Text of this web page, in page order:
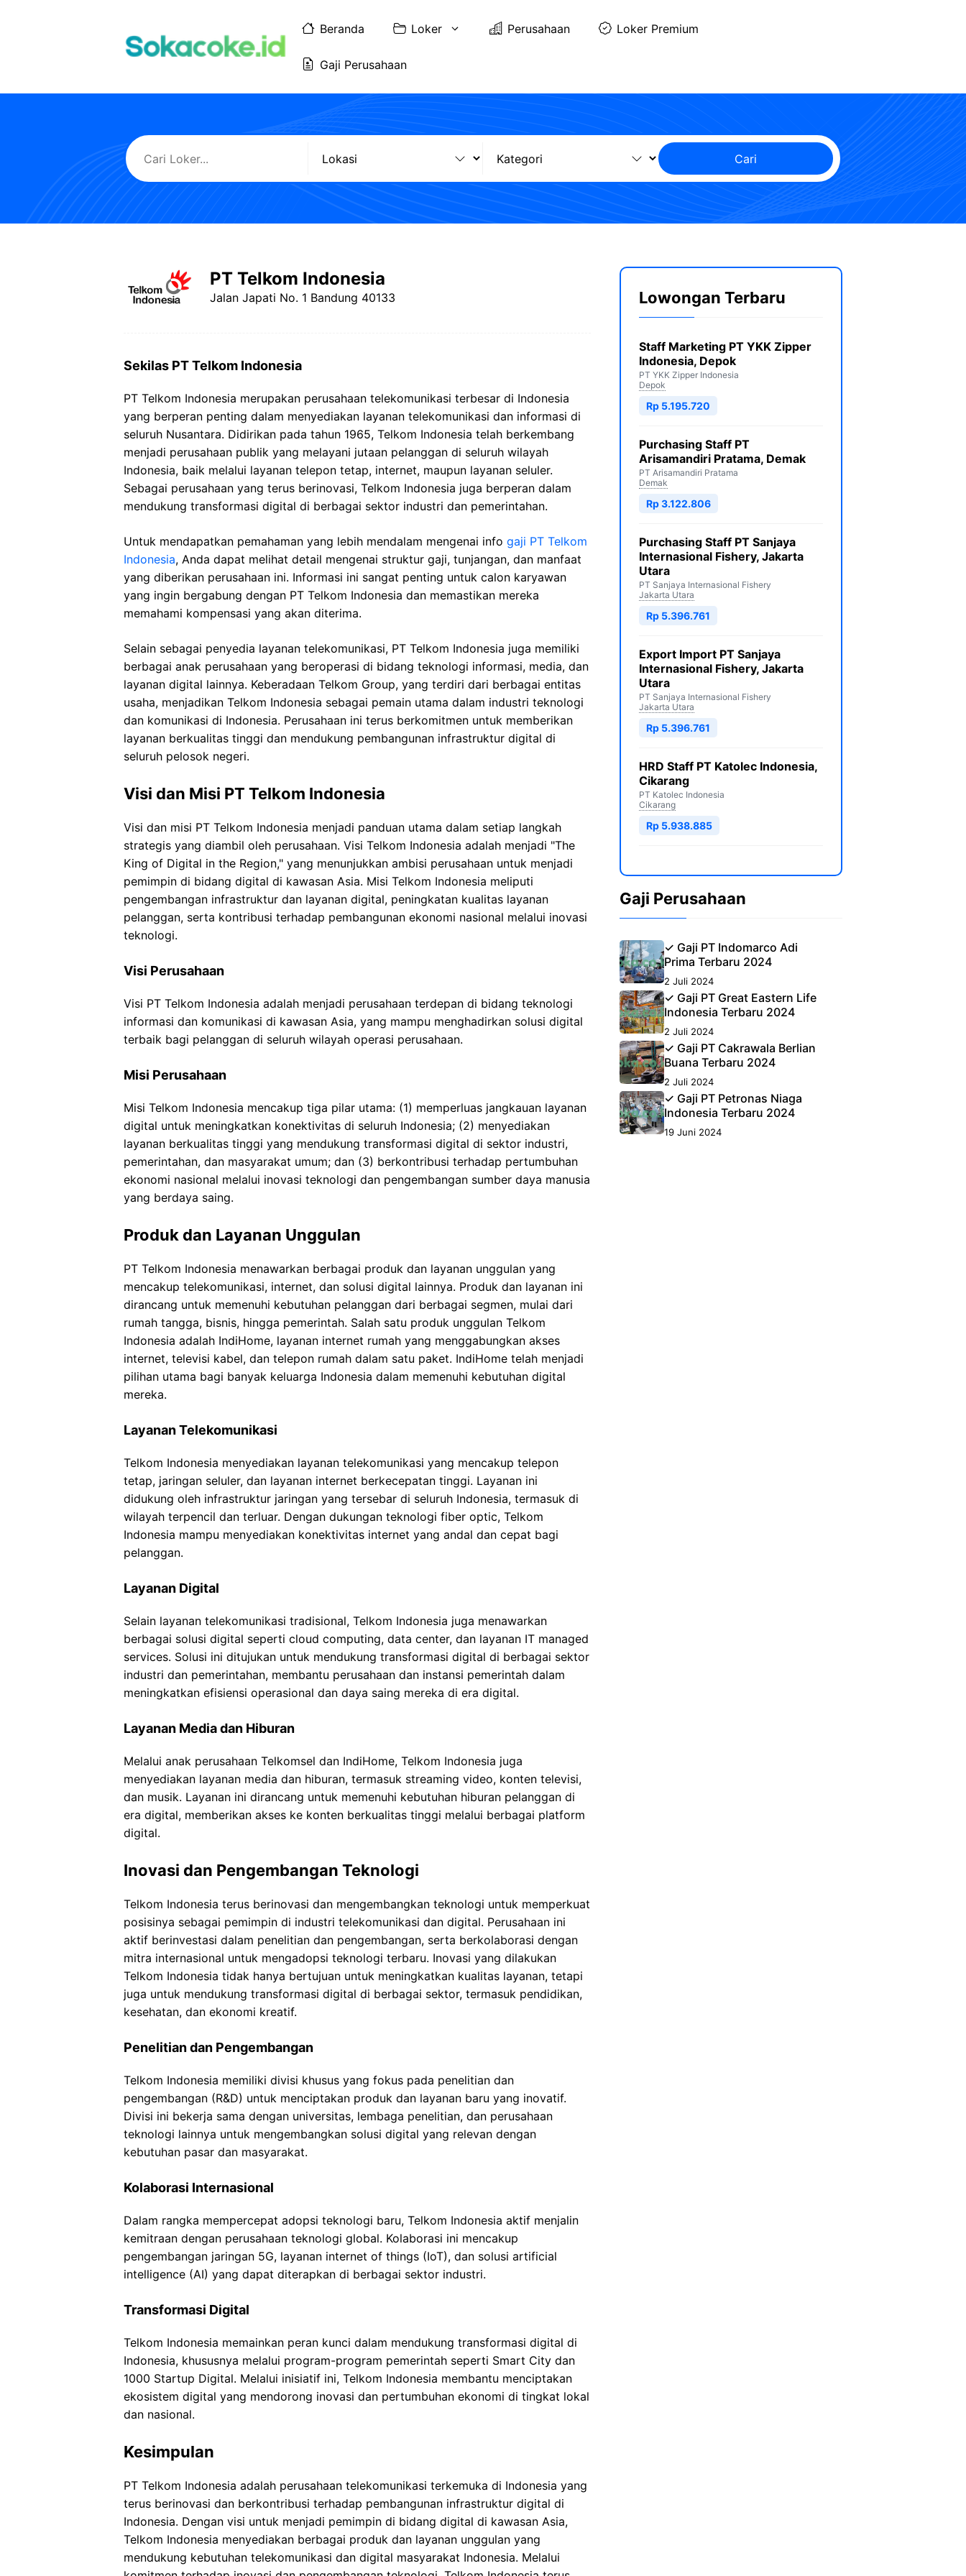
Beranda Loker Perusahaan Loker Premium
Gaji Perusahaan
Cari
PT Telkom Indonesia
Jalan Japati No. 1 Bandung 40133
Sekilas PT Telkom Indonesia
PT Telkom Indonesia merupakan perusahaan telekomunikasi terbesar di Indonesia
yang berperan penting dalam menyediakan layanan telekomunikasi dan informasi di
seluruh Nusantara. Didirikan pada tahun 1965, Telkom Indonesia telah berkembang
menjadi perusahaan publik yang melayani jutaan pelanggan di seluruh wilayah
Indonesia, baik melalui layanan telepon tetap, internet, maupun layanan seluler.
Sebagai perusahaan yang terus berinovasi, Telkom Indonesia juga berperan dalam
mendukung transformasi digital di berbagai sektor industri dan pemerintahan.
Untuk mendapatkan pemahaman yang lebih mendalam mengenai info gaji PT Telkom
Indonesia, Anda dapat melihat detail mengenai struktur gaji, tunjangan, dan manfaat
yang diberikan perusahaan ini. Informasi ini sangat penting untuk calon karyawan
yang ingin bergabung dengan PT Telkom Indonesia dan memastikan mereka
memahami kompensasi yang akan diterima.
Selain sebagai penyedia layanan telekomunikasi, PT Telkom Indonesia juga memiliki
berbagai anak perusahaan yang beroperasi di bidang teknologi informasi, media, dan
layanan digital lainnya. Keberadaan Telkom Group, yang terdiri dari berbagai entitas
usaha, menjadikan Telkom Indonesia sebagai pemain utama dalam industri teknologi
dan komunikasi di Indonesia. Perusahaan ini terus berkomitmen untuk memberikan
layanan berkualitas tinggi dan mendukung pembangunan infrastruktur digital di
seluruh pelosok negeri.
Visi dan Misi PT Telkom Indonesia
Visi dan misi PT Telkom Indonesia menjadi panduan utama dalam setiap langkah
strategis yang diambil oleh perusahaan. Visi Telkom Indonesia adalah menjadi "The
King of Digital in the Region," yang menunjukkan ambisi perusahaan untuk menjadi
pemimpin di bidang digital di kawasan Asia. Misi Telkom Indonesia meliputi
pengembangan infrastruktur dan layanan digital, peningkatan kualitas layanan
pelanggan, serta kontribusi terhadap pembangunan ekonomi nasional melalui inovasi
teknologi.
Visi Perusahaan
Visi PT Telkom Indonesia adalah menjadi perusahaan terdepan di bidang teknologi
informasi dan komunikasi di kawasan Asia, yang mampu menghadirkan solusi digital
terbaik bagi pelanggan di seluruh wilayah operasi perusahaan.
Misi Perusahaan
Misi Telkom Indonesia mencakup tiga pilar utama: (1) memperluas jangkauan layanan
digital untuk meningkatkan konektivitas di seluruh Indonesia; (2) menyediakan
layanan berkualitas tinggi yang mendukung transformasi digital di sektor industri,
pemerintahan, dan masyarakat umum; dan (3) berkontribusi terhadap pertumbuhan
ekonomi nasional melalui inovasi teknologi dan pengembangan sumber daya manusia
yang berdaya saing.
Produk dan Layanan Unggulan
PT Telkom Indonesia menawarkan berbagai produk dan layanan unggulan yang
mencakup telekomunikasi, internet, dan solusi digital lainnya. Produk dan layanan ini
dirancang untuk memenuhi kebutuhan pelanggan dari berbagai segmen, mulai dari
rumah tangga, bisnis, hingga pemerintah. Salah satu produk unggulan Telkom
Indonesia adalah IndiHome, layanan internet rumah yang menggabungkan akses
internet, televisi kabel, dan telepon rumah dalam satu paket. IndiHome telah menjadi
pilihan utama bagi banyak keluarga Indonesia dalam memenuhi kebutuhan digital
mereka.
Layanan Telekomunikasi
Telkom Indonesia menyediakan layanan telekomunikasi yang mencakup telepon
tetap, jaringan seluler, dan layanan internet berkecepatan tinggi. Layanan ini
didukung oleh infrastruktur jaringan yang tersebar di seluruh Indonesia, termasuk di
wilayah terpencil dan terluar. Dengan dukungan teknologi fiber optic, Telkom
Indonesia mampu menyediakan konektivitas internet yang andal dan cepat bagi
pelanggan.
Layanan Digital
Selain layanan telekomunikasi tradisional, Telkom Indonesia juga menawarkan
berbagai solusi digital seperti cloud computing, data center, dan layanan IT managed
services. Solusi ini ditujukan untuk mendukung transformasi digital di berbagai sektor
industri dan pemerintahan, membantu perusahaan dan instansi pemerintah dalam
meningkatkan efisiensi operasional dan daya saing mereka di era digital.
Layanan Media dan Hiburan
Melalui anak perusahaan Telkomsel dan IndiHome, Telkom Indonesia juga
menyediakan layanan media dan hiburan, termasuk streaming video, konten televisi,
dan musik. Layanan ini dirancang untuk memenuhi kebutuhan hiburan pelanggan di
era digital, memberikan akses ke konten berkualitas tinggi melalui berbagai platform
digital.
Inovasi dan Pengembangan Teknologi
Telkom Indonesia terus berinovasi dan mengembangkan teknologi untuk memperkuat
posisinya sebagai pemimpin di industri telekomunikasi dan digital. Perusahaan ini
aktif berinvestasi dalam penelitian dan pengembangan, serta berkolaborasi dengan
mitra internasional untuk mengadopsi teknologi terbaru. Inovasi yang dilakukan
Telkom Indonesia tidak hanya bertujuan untuk meningkatkan kualitas layanan, tetapi
juga untuk mendukung transformasi digital di berbagai sektor, termasuk pendidikan,
kesehatan, dan ekonomi kreatif.
Penelitian dan Pengembangan
Telkom Indonesia memiliki divisi khusus yang fokus pada penelitian dan
pengembangan (R&D) untuk menciptakan produk dan layanan baru yang inovatif.
Divisi ini bekerja sama dengan universitas, lembaga penelitian, dan perusahaan
teknologi lainnya untuk mengembangkan solusi digital yang relevan dengan
kebutuhan pasar dan masyarakat.
Kolaborasi Internasional
Dalam rangka mempercepat adopsi teknologi baru, Telkom Indonesia aktif menjalin
kemitraan dengan perusahaan teknologi global. Kolaborasi ini mencakup
pengembangan jaringan 5G, layanan internet of things (IoT), dan solusi artificial
intelligence (AI) yang dapat diterapkan di berbagai sektor industri.
Transformasi Digital
Telkom Indonesia memainkan peran kunci dalam mendukung transformasi digital di
Indonesia, khususnya melalui program-program pemerintah seperti Smart City dan
1000 Startup Digital. Melalui inisiatif ini, Telkom Indonesia membantu menciptakan
ekosistem digital yang mendorong inovasi dan pertumbuhan ekonomi di tingkat lokal
dan nasional.
Kesimpulan
PT Telkom Indonesia adalah perusahaan telekomunikasi terkemuka di Indonesia yang
terus berinovasi dan berkontribusi terhadap pembangunan infrastruktur digital di
Indonesia. Dengan visi untuk menjadi pemimpin di bidang digital di kawasan Asia,
Telkom Indonesia menyediakan berbagai produk dan layanan unggulan yang
mendukung kebutuhan telekomunikasi dan digital masyarakat Indonesia. Melalui
Lowongan Terbaru
Staff Marketing PT YKK Zipper
Indonesia, Depok
PT YKK Zipper Indonesia
Depok
Rp 5.195.720
Purchasing Staff PT
Arisamandiri Pratama, Demak
PT Arisamandiri Pratama
Demak
Rp 3.122.806
Purchasing Staff PT Sanjaya
Internasional Fishery, Jakarta
Utara
PT Sanjaya Internasional Fishery
Jakarta Utara
Rp 5.396.761
Export Import PT Sanjaya
Internasional Fishery, Jakarta
Utara
PT Sanjaya Internasional Fishery
Jakarta Utara
Rp 5.396.761
HRD Staff PT Katolec Indonesia,
Cikarang
PT Katolec Indonesia
Cikarang
Rp 5.938.885
Gaji Perusahaan
✓ Gaji PT Indomarco Adi
Prima Terbaru 2024
2 Juli 2024
✓ Gaji PT Great Eastern Life
Indonesia Terbaru 2024
2 Juli 2024
✓ Gaji PT Cakrawala Berlian
Buana Terbaru 2024
2 Juli 2024
✓ Gaji PT Petronas Niaga
Indonesia Terbaru 2024
19 Juni 2024